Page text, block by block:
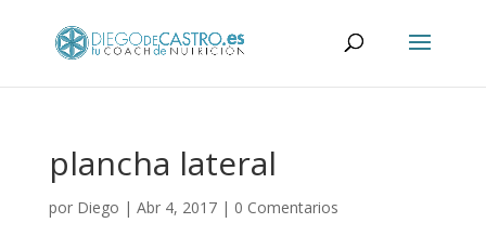
plancha lateral
por Diego | Abr 4, 2017| 0 Comentarios